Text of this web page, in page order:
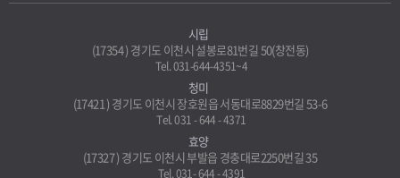
시립
(17354 ) 경기도 이천시 설봉로81번길 50(창전동)
Tel. 031-644-4351~4
청미
(17421 ) 경기도 이천시 장호원읍 서동대로8829번길 53-6
Tel. 031 - 644 - 4371
효양
(17327 ) 경기도 이천시 부발읍 경충대로2250번길 35
Tel. 031- 644 - 4391